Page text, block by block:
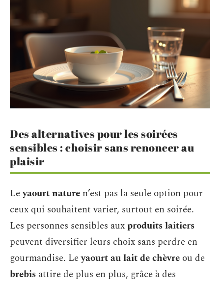
Des alternatives pour les soirées
sensibles : choisir sans renoncer au
plaisir
Leyaourt nature n’est pas la seule option pour
ceux qui souhaitent varier, surtout en soirée.
Les personnes sensibles auxproduits laitiers
peuvent diversifier leurs choix sans perdre en
gourmandise. Leyaourt au lait de chèvre ou de
brebis attire de plus en plus, grâce à des